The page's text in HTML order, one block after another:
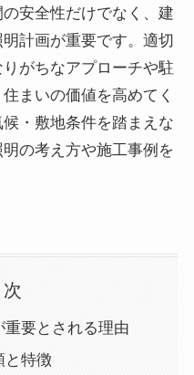
安全性だけでなく、建
計画が重要です。適切
がちなアプローチや駐
まいの価値を高めてく
・敷地条件を踏まえな
の考え方や施工事例を
次
要とされる理由
と特徴